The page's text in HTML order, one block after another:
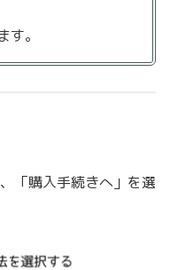
。
「購入手続きへ」を選